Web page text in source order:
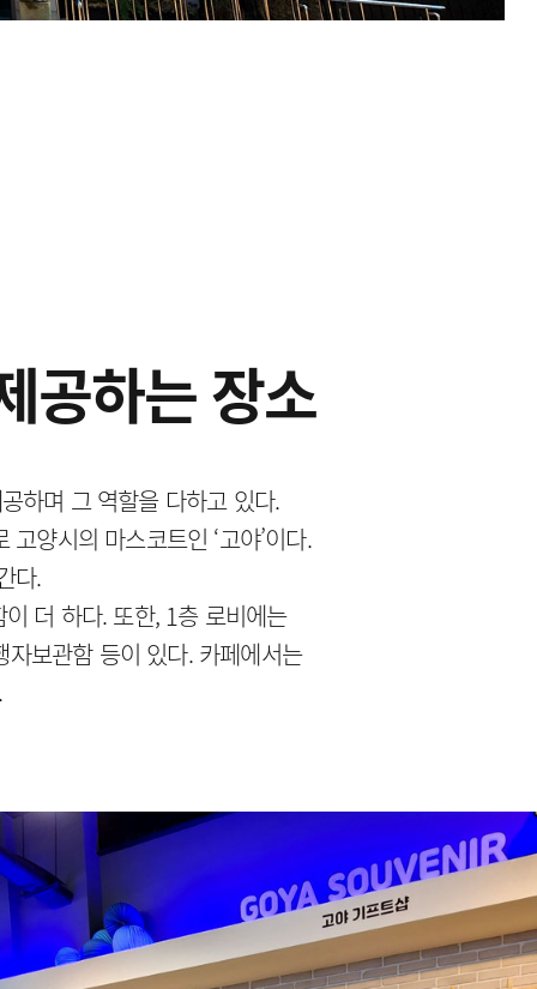
공하는 장소
하며 그 역할을 다하고 있다.
양시의 마스코트인 ‘고야’이다.
다.
더 하다. 또한, 1층 로비에는
보관함 등이 있다. 카페에서는